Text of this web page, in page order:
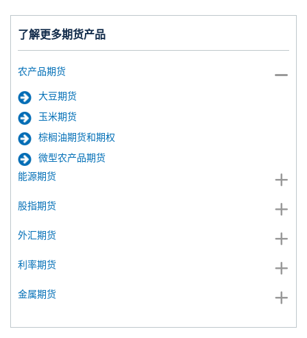
了解更多期货产品
农产品期货
大豆期货
玉米期货
棕榈油期货和期权
微型农产品期货
能源期货
股指期货
外汇期货
利率期货
金属期货